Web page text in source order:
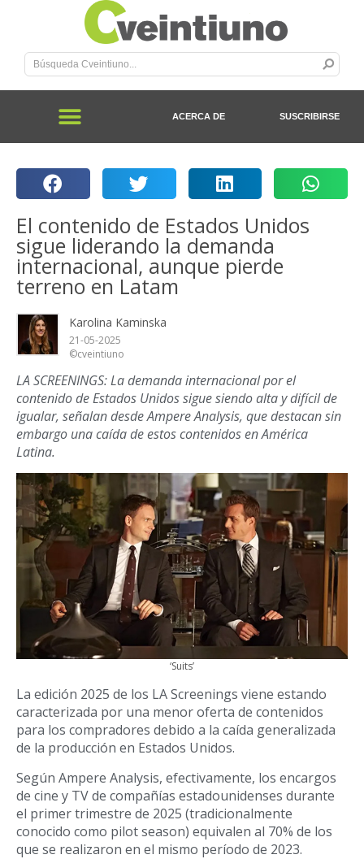
ACERCA DE SUSCRIBIRSE
El contenido de Estados Unidos
sigue liderando la demanda
internacional, aunque pierde
terreno en Latam
Karolina Kaminska
21-05-2025
©cveintiuno
LA SCREENINGS: La demanda internacional por el
contenido de Estados Unidos sigue siendo alta y difícil de
igualar, señalan desde Ampere Analysis, que destacan sin
embargo una caída de estos contenidos en América
Latina.
‘Suits’
La edición 2025 de los LA Screenings viene estando
caracterizada por una menor oferta de contenidos
para los compradores debido a la caída generalizada
de la producción en Estados Unidos.
Según Ampere Analysis, efectivamente, los encargos
de cine y TV de compañías estadounidenses durante
el primer trimestre de 2025 (tradicionalmente
conocido como pilot season) equivalen al 70% de los
que se realizaron en el mismo período de 2023.